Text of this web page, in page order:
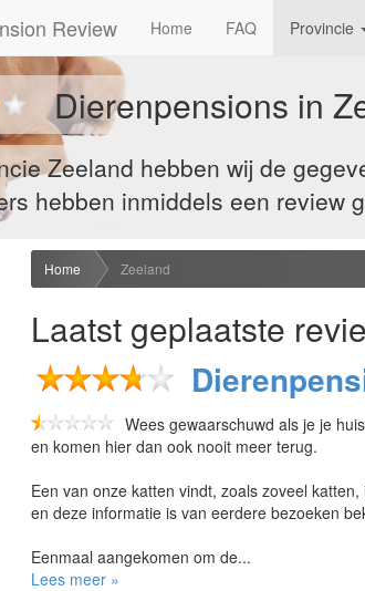
Review Home FAQ Provincie
Dierenpensions in
Zeeland hebben wij de
hebben inmiddels een review
Home Zeeland
Laatst geplaatste
Wees gewaarschuwd als je je
en komen hier dan ook nooit meer terug.
Een van onze katten vindt, zoals zoveel
en deze informatie is van eerdere bezoeken
Eenmaal aangekomen om de...
Lees meer »